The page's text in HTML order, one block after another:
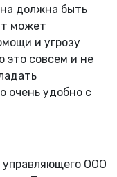
должна быть
может
и угрозу
это совсем и не
очень удобно с
ООО